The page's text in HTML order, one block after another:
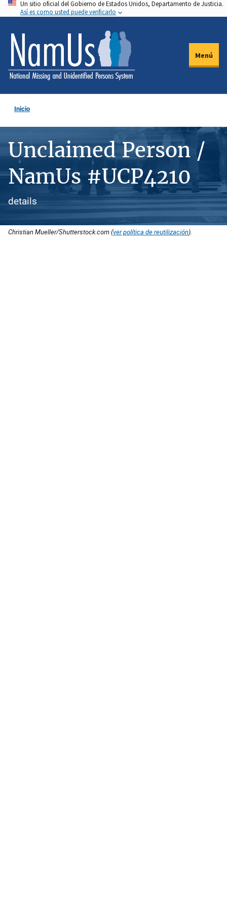
Pasar
al
contenido
principal
Un sitio oficial del Gobierno de Estados Unidos, Departamento de Justicia.
Así es como usted puede verificarlo
Menú
Inicio
Unclaimed Person /
NamUs #UCP4210
details
Christian Mueller/Shutterstock.com (ver política de reutilización).